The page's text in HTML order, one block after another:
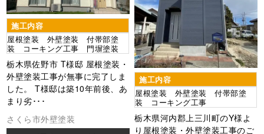
施工内容
屋根塗装 外壁塗装 付帯部塗
装 コーキング工事 門塀塗装
栃木県佐野市 T様邸 屋根塗装・
外壁塗装工事が無事に完了しま
した。 T様邸は築10年前後、あ
まり劣･･･
施工内容
屋根塗装 外壁塗装 付帯部塗
装 コーキング工事
栃木県河内郡上三川町のY様よ
り屋根塗装・外壁塗装工事のご
さくら市外壁塗装